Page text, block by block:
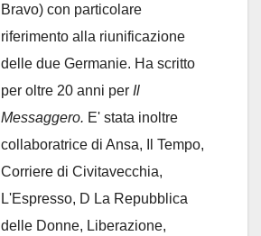
Bravo) con particolare
riferimento alla riunificazione
delle due Germanie. Ha scritto
per oltre 20 anni per Il
Messaggero. E' stata inoltre
collaboratrice di Ansa, Il Tempo,
Corriere di Civitavecchia,
L'Espresso, D La Repubblica
delle Donne, Liberazione,